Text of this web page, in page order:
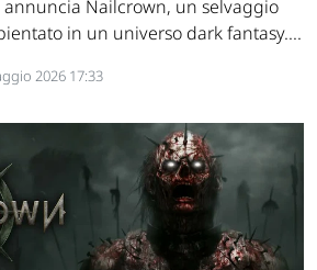
Nailcrown, un selvaggio
in un universo dark fantasy....
2026 17:33